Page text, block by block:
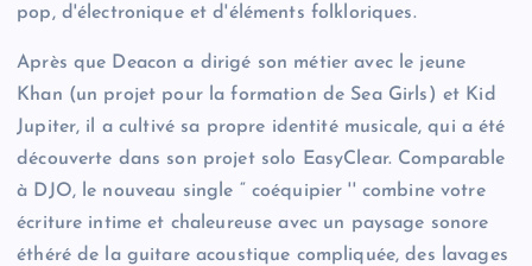
pop, d'électronique et d'éléments folkloriques.
Après que Deacon a dirigé son métier avec le jeune
Khan (un projet pour la formation de Sea Girls) et Kid
Jupiter, il a cultivé sa propre identité musicale, qui a été
découverte dans son projet solo EasyClear. Comparable
à DJO, le nouveau single “ coéquipier '' combine votre
écriture intime et chaleureuse avec un paysage sonore
éthéré de la guitare acoustique compliquée, des lavages